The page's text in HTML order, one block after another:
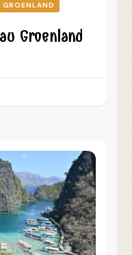
GROENLAND
Groenland